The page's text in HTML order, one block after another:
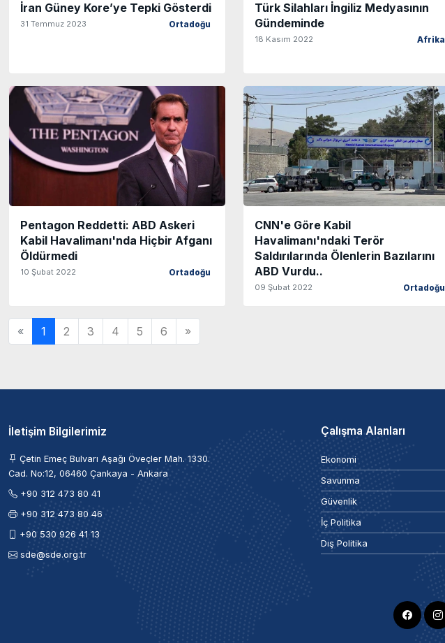
İran Güney Kore’ye Tepki Gösterdi
31 Temmuz 2023 Ortadoğu
Türk Silahları İngiliz Medyasının
Gündeminde
18 Kasım 2022 Afrika
Pentagon Reddetti: ABD Askeri
Kabil Havalimanı'nda Hiçbir Afganı
Öldürmedi
10 Şubat 2022 Ortadoğu
CNN'e Göre Kabil
Havalimanı'ndaki Terör
Saldırılarında Ölenlerin Bazılarını
ABD Vurdu..
09 Şubat 2022 Ortadoğu
« 1 2 3 4 5 6 »
İletişim Bilgilerimiz
Çetin Emeç Bulvarı Aşağı Öveçler Mah. 1330.
Cad. No:12, 06460 Çankaya - Ankara
+90 312 473 80 41
+90 312 473 80 46
+90 530 926 41 13
sde@sde.org.tr
Çalışma Alanları
Ekonomi
Savunma
Güvenlik
İç Politika
Dış Politika